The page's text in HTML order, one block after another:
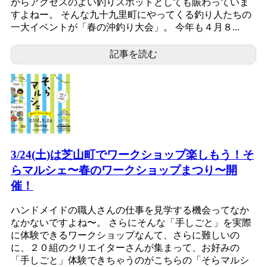
すよねー。 そんな九十九里町にやってくる釣り人たちの
一大イベントが「春の沖釣り大会」。 今年も４月８...
記事を読む
3/24(土)は芝山町でワークショップ楽しもう！そ
らマルシェ〜春のワークショップまつり〜開
催！
ハンドメイドの職人さんの仕事を見学する機会ってなか
なかないですよね〜。 さらにそんな「手しごと」を実際
に体験できるワークショップなんて、さらに難しいの
に、２０組のクリエイターさんが集まって、お好みの
「手しごと」体験できちゃうのがこちらの「そらマルシ